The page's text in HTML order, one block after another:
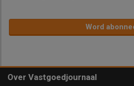
Word
Over Vastgoedjournaal